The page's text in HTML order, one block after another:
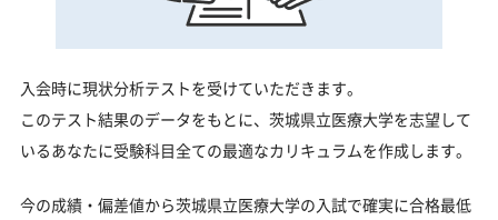
入会時に現状分析テストを受けていただきます。
このテスト結果のデータをもとに、茨城県立医療大学を志望して
いるあなたに受験科目全ての最適なカリキュラムを作成します。
今の成績・偏差値から茨城県立医療大学の入試で確実に合格最低